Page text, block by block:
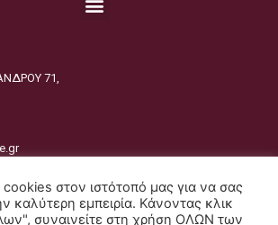
71,
στον ιστότοπό μας για να σας
καλύτερη εμπειρία. Κάνοντας κλικ
συναινείτε στη χρήση ΟΛΩΝ των